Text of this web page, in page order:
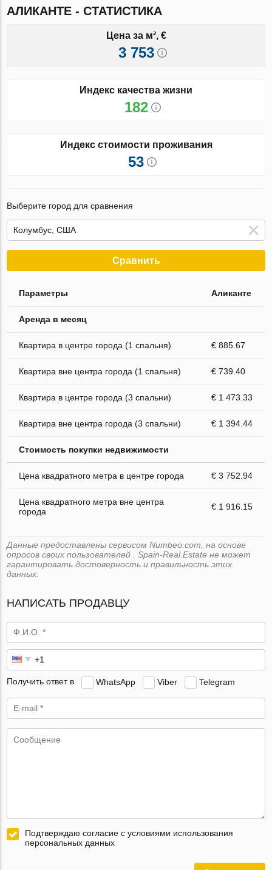
АЛИКАНТЕ - СТАТИСТИКА
Цена за м², €
3 753
Индекс качества жизни
182
Индекс стоимости проживания
53
Выберите город для сравнения
Сравнить
Параметры Аликанте
Аренда в месяц
Квартира в центре города (1 спальня) € 885.67
Квартира вне центра города (1 спальня) € 739.40
Квартира в центре города (3 спальни) € 1 473.33
Квартира вне центра города (3 спальни) € 1 394.44
Стоимость покупки недвижимости
Цена квадратного метра в центре города € 3 752.94
Цена квадратного метра вне центра
города
€ 1 916.15
Данные предоставлены сервисом Numbeo.com, на основе
опросов своих пользователей . Spain-Real.Estate не может
гарантировать достоверность и правильность этих
данных.
НАПИСАТЬ ПРОДАВЦУ
Получить ответ в WhatsApp Viber Telegram
Подтверждаю согласие с условиями использования
персональных данных